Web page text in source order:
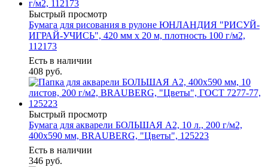
Быстрый просмотр
Бумага для рисования в рулоне ЮНЛАНДИЯ "РИСУЙ-
ИГРАЙ-УЧИСЬ", 420 мм х 20 м, плотность 100 г/м2,
112173
Есть в наличии
408 руб.
Быстрый просмотр
Бумага для акварели БОЛЬШАЯ А2, 10 л., 200 г/м2,
400х590 мм, BRAUBERG, "Цветы", 125223
Есть в наличии
346 руб.